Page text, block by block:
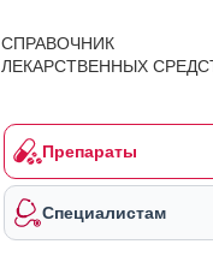
СПРАВОЧНИК
ЛЕКАРСТВЕННЫХ
Препараты
Специалистам